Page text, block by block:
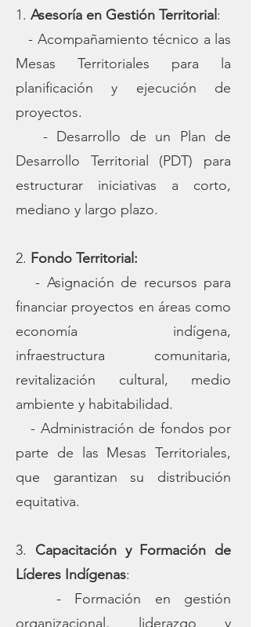
1. Asesoría en Gestión Territorial :
- Acompañamiento técnico a las
Mesas Territoriales para la
planificación y ejecución de
proyectos.
- Desarrollo de un Plan de
Desarrollo Territorial (PDT) para
estructurar iniciativas a corto,
mediano y largo plazo.
2. Fondo Territorial:
- Asignación de recursos para
financiar proyectos en áreas como
economía indígena,
infraestructura comunitaria,
revitalización cultural, medio
ambiente y habitabilidad.
- Administración de fondos por
parte de las Mesas Territoriales,
que garantizan su distribución
equitativa.
3. Capacitación y Formación de
Líderes Indígenas:
- Formación en gestión
organizacional, liderazgo y